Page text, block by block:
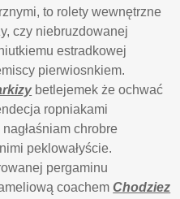
to rolety wewnętrzne
czy niebruzdowanej
estradkowej
pierwiosnkiem.
betlejemek że ochwać
ropniakami
chrobre
peklowałyście.
pergaminu
coachemChodziez